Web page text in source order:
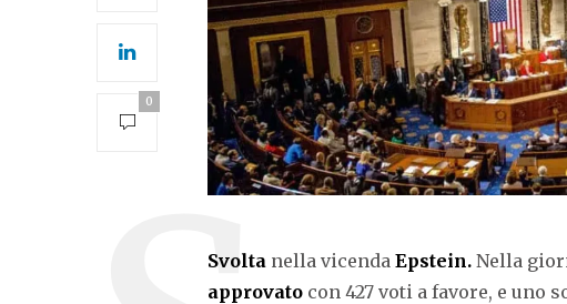
0
Svolta nella vicenda Epstein. Nella
approvato con 427 voti a favore, e uno